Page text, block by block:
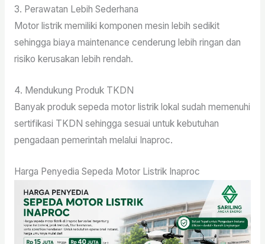
3. Perawatan Lebih Sederhana
Motor listrik memiliki komponen mesin lebih sedikit
sehingga biaya maintenance cenderung lebih ringan dan
risiko kerusakan lebih rendah.
4. Mendukung Produk TKDN
Banyak produk sepeda motor listrik lokal sudah memenuhi
sertifikasi TKDN sehingga sesuai untuk kebutuhan
pengadaan pemerintah melalui Inaproc.
Harga Penyedia Sepeda Motor Listrik Inaproc